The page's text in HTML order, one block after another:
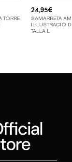
TORRE
24,95€
SAMARRETA
IL·LUSTRACIÓ
TALLA L